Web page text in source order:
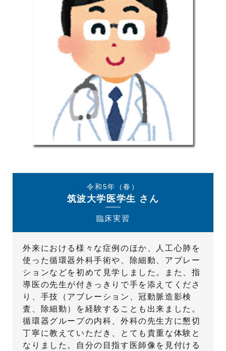
令和5年（春）
筑波大学医学生 さん
臨床実習
外来における様々な症例のほか、人工心肺を
使った循環器外科手術や、除細動、アブレー
ションなどを初めて見学しました。また、指
導医の先生が付きっきりで手を添えてくださ
り、手技（アブレーション、冠動脈造影検
査、除細動）を経験することも出来ました。
循環器グループの内科、外科の先生方に懇切
丁寧に教えていただき、とても貴重な体験と
なりました。自分の目指す医師像を見付ける